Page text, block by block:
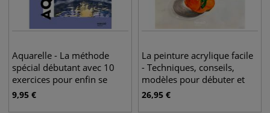
Aquarelle - La méthode
spécial débutant avec 10
exercices pour enfin se
lancer !
9,95 €
La peinture acrylique facile
- Techniques, conseils,
modèles pour débuter et
progresser
26,95 €